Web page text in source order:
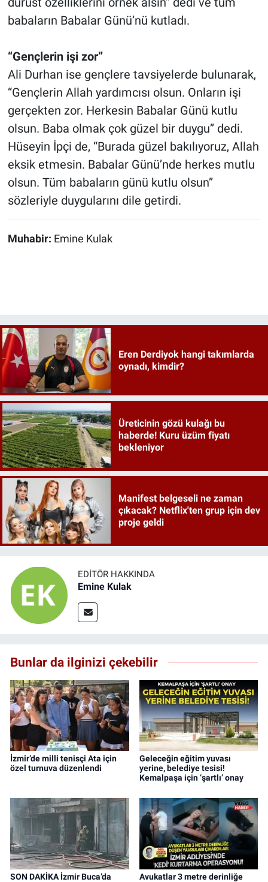
babaların Babalar Günü’nü kutladı.
“Gençlerin işi zor”
Ali Durhan ise gençlere tavsiyelerde bulunarak,
“Gençlerin Allah yardımcısı olsun. Onların işi
gerçekten zor. Herkesin Babalar Günü kutlu
olsun. Baba olmak çok güzel bir duygu” dedi.
Hüseyin İpçi de, “Burada güzel bakılıyoruz, Allah
eksik etmesin. Babalar Günü’nde herkes mutlu
olsun. Tüm babaların günü kutlu olsun”
sözleriyle duygularını dile getirdi.
Muhabir: Emine Kulak
Eren Derdiyok hangi takımlarda
oynadı, kimdir?
Üreticinin gözü kulağı bu
haberde! Kuru üzüm fiyatı
bekleniyor
Manifest belgeseli ne zaman
çıkacak? Netflix'ten grup için dev
proje geldi
EDITÖR HAKKINDA
Emine Kulak
Bunlar da ilginizi çekebilir
İzmir’de milli tenisçi Ata için
özel turnuva düzenlendi
Geleceğin eğitim yuvası
yerine, belediye tesisi!
Kemalpaşa için ‘şartlı’ onay
SON DAKİKA İzmir Buca’da
Avukatlar 3 metre derinliğe